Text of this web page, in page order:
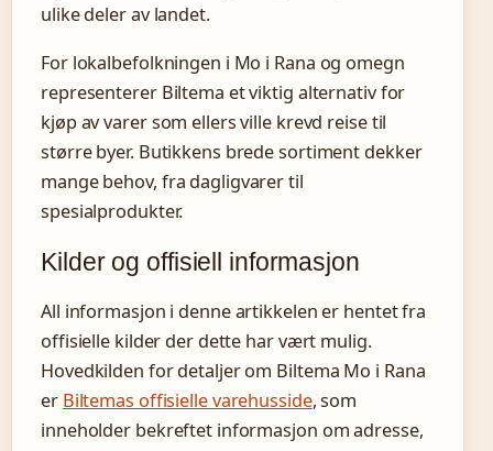
ulike deler av landet.
For lokalbefolkningen i Mo i Rana og omegn
representerer Biltema et viktig alternativ for
kjøp av varer som ellers ville krevd reise til
større byer. Butikkens brede sortiment dekker
mange behov, fra dagligvarer til
spesialprodukter.
Kilder og offisiell informasjon
All informasjon i denne artikkelen er hentet fra
offisielle kilder der dette har vært mulig.
Hovedkilden for detaljer om Biltema Mo i Rana
er Biltemas offisielle varehusside, som
inneholder bekreftet informasjon om adresse,